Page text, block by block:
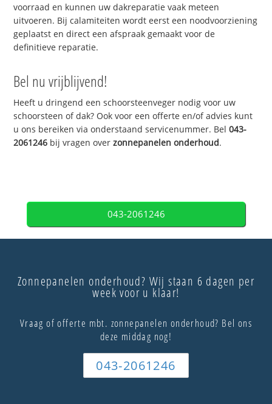
voorraad en kunnen uw dakreparatie vaak meteen
uitvoeren. Bij calamiteiten wordt eerst een noodvoorziening
geplaatst en direct een afspraak gemaakt voor de
definitieve reparatie.
Bel nu vrijblijvend!
Heeft u dringend een schoorsteenveger nodig voor uw
schoorsteen of dak? Ook voor een offerte en/of advies kunt
u ons bereiken via onderstaand servicenummer. Bel043-
2061246 bij vragen overzonnepanelen onderhoud.
043-2061246
Zonnepanelen onderhoud? Wij staan 6 dagen per
week voor u klaar!
Vraag of offerte mbt. zonnepanelen onderhoud? Bel ons
deze middag nog!
043-2061246